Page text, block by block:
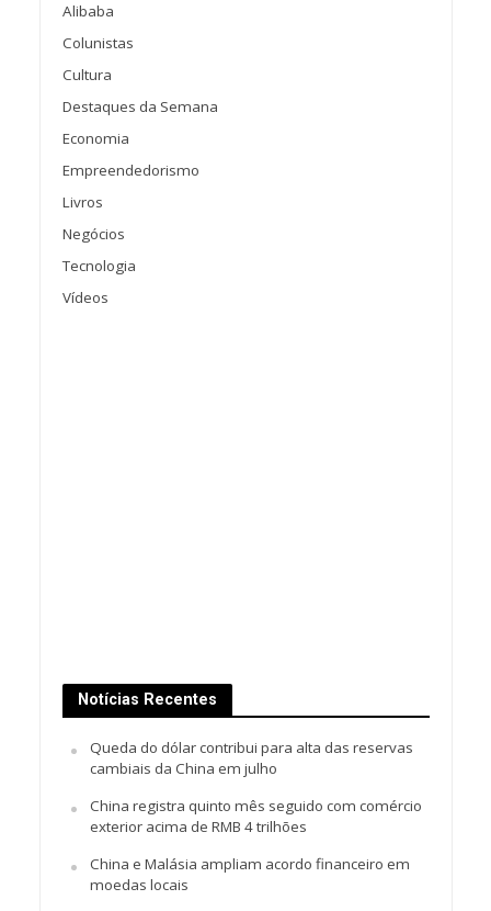
Alibaba
Colunistas
Cultura
Destaques da Semana
Economia
Empreendedorismo
Livros
Negócios
Tecnologia
Vídeos
Notícias Recentes
Queda do dólar contribui para alta das reservas
cambiais da China em julho
China registra quinto mês seguido com comércio
exterior acima de RMB 4 trilhões
China e Malásia ampliam acordo financeiro em
moedas locais